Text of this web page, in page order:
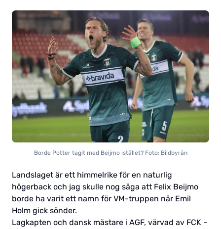
Borde Potter tagit med Beijmo istället? Foto: Bildbyrån
Landslaget är ett himmelrike för en naturlig
högerback och jag skulle nog säga att Felix Beijmo
borde ha varit ett namn för VM-truppen när Emil
Holm gick sönder.
Lagkapten och dansk mästare i AGF, värvad av FCK –